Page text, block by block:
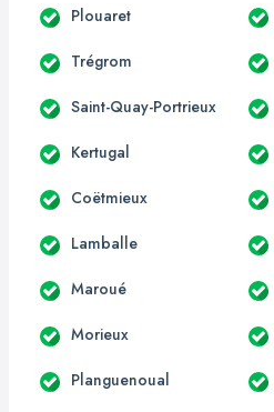
Plouaret
Trégrom
Saint-Quay-Portrieux
Kertugal
Coëtmieux
Lamballe
Maroué
Morieux
Planguenoual